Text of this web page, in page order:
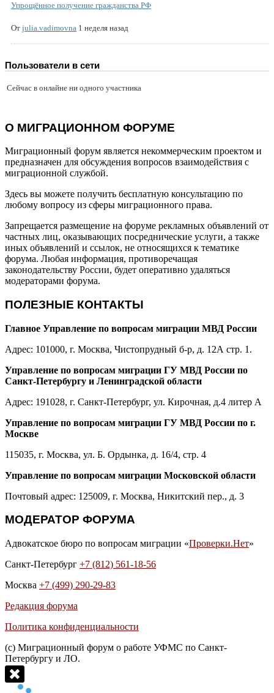
Упрощённое получение гражданства РФ
От julia.vadimovna 1 неделя назад
Пользователи в сети
Сейчас в онлайне ни одного участника
О МИГРАЦИОННОМ ФОРУМЕ
Миграционный форум является некоммерческим проектом и
предназначен для обсуждения вопросов взаимодействия с
миграционной службой.
Здесь вы можете получить бесплатную консультацию по
любому вопросу из сферы миграционного права.
Запрещается размещение на форуме рекламных объявлений от
частных лиц, оказывающих посреднические услуги, а также
иных объявлений и ссылок, не относящихся к тематике
форума. Любая информация, противоречащая
законодательству России, будет оперативно удаляться
модераторами форума.
ПОЛЕЗНЫЕ КОНТАКТЫ
Главное Управление по вопросам миграции МВД России
Адрес: 101000, г. Москва, Чистопрудный б-р, д. 12А стр. 1.
Управление по вопросам миграции ГУ МВД России по
Санкт-Петербургу и Ленинградской области
Адрес: 191028, г. Санкт-Петербург, ул. Кирочная, д.4 литер А
Управление по вопросам миграции ГУ МВД России по г.
Москве
115035, г. Москва, ул. Б. Ордынка, д. 16/4, стр. 4
Управление по вопросам миграции Московской области
Почтовый адрес: 125009, г. Москва, Никитский пер., д. 3
МОДЕРАТОР ФОРУМА
Адвокатское бюро по вопросам миграции «Проверки.Нет»
Санкт-Петербург +7 (812) 561-18-56
Москва +7 (499) 290-29-83
Редакция форума
Политика конфиденциальности
(с) Миграционный форум о работе УФМС по Санкт-
Петербургу и ЛО.